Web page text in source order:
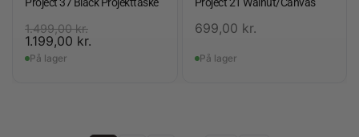
1.499,00kr.
1.199,00 kr.
På lager
699,00 kr.
På lager